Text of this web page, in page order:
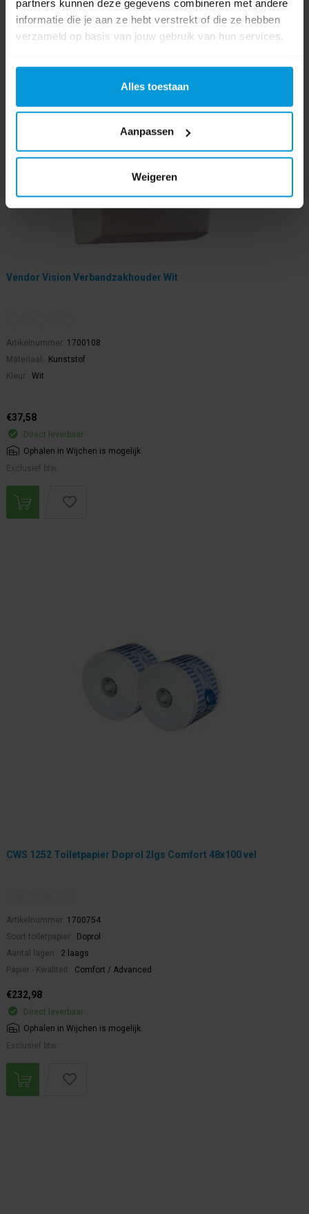
partners kunnen deze gegevens combineren met andere
informatie die je aan ze hebt verstrekt of die ze hebben
verzameld op basis van jouw gebruik van hun services.
Alles toestaan
Aanpassen
Weigeren
Vendor Vision Verbandzakhouder Wit
Artikelnummer: 1700108
Materiaal:
Kunststof
Kleur:
Wit
€37,58
Direct leverbaar
Ophalen in Wijchen is mogelijk.
Exclusief btw.
CWS 1252 Toiletpapier Doprol 2lgs Comfort 48x100 vel
Artikelnummer: 1700754
Soort toiletpapier:
Doprol
Aantal lagen:
2 laags
Papier - Kwaliteit:
Comfort / Advanced
€232,98
Direct leverbaar
Ophalen in Wijchen is mogelijk.
Exclusief btw.